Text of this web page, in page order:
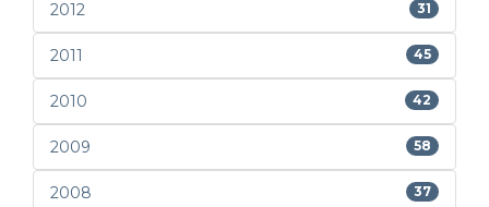
2012 31
2011 45
2010 42
2009 58
2008 37